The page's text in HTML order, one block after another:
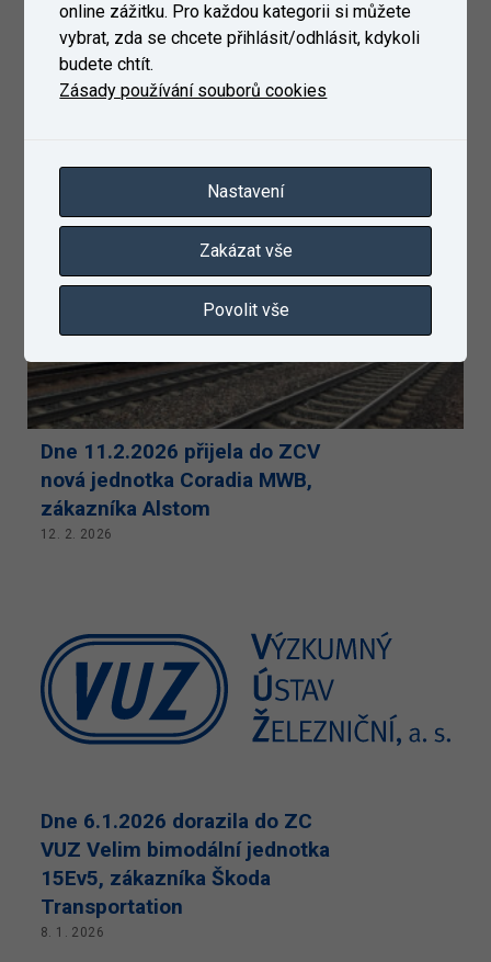
Dne 26.2.2026 dorazila do ZC
9. 3. 2026
Dne 11.2.2026 přijela do ZCV
nová jednotka Coradia MWB,
zákazníka Alstom
12. 2. 2026
Dne 6.1.2026 dorazila do ZC
VUZ Velim bimodální jednotka
15Ev5, zákazníka Škoda
Transportation
8. 1. 2026
online zážitku. Pro každou kategorii si můžete
vybrat, zda se chcete přihlásit/odhlásit, kdykoli
budete chtít.
Zásady používání souborů cookies
Nastavení
Zakázat vše
Povolit vše